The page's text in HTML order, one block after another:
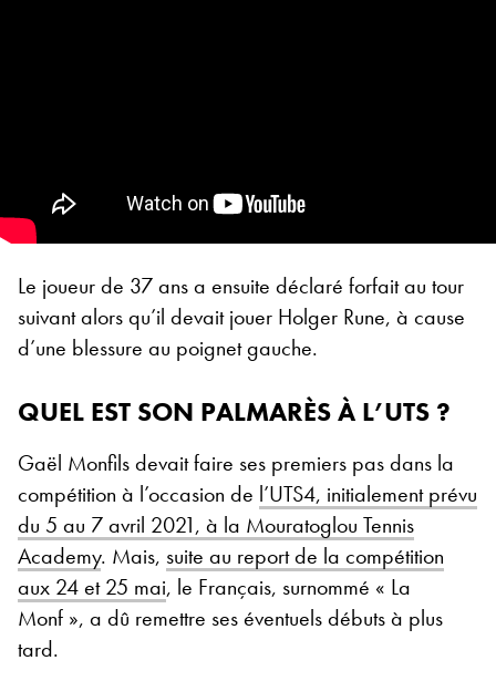
Le joueur de 37 ans a ensuite déclaré forfait au tour
suivant alors qu’il devait jouer Holger Rune, à cause
d’une blessure au poignet gauche.
QUEL EST SON PALMARÈS À L’UTS ?
Gaël Monfils devait faire ses premiers pas dans la
compétition à l’occasion de l’UTS4, initialement prévu
du 5 au 7 avril 2021, à la Mouratoglou Tennis
Academy. Mais, suite au report de la compétition
aux 24 et 25 mai, le Français, surnommé « La
Monf », a dû remettre ses éventuels débuts à plus
tard.